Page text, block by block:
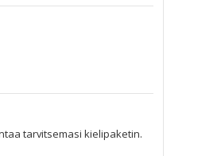
tarvitsemasi kielipaketin.